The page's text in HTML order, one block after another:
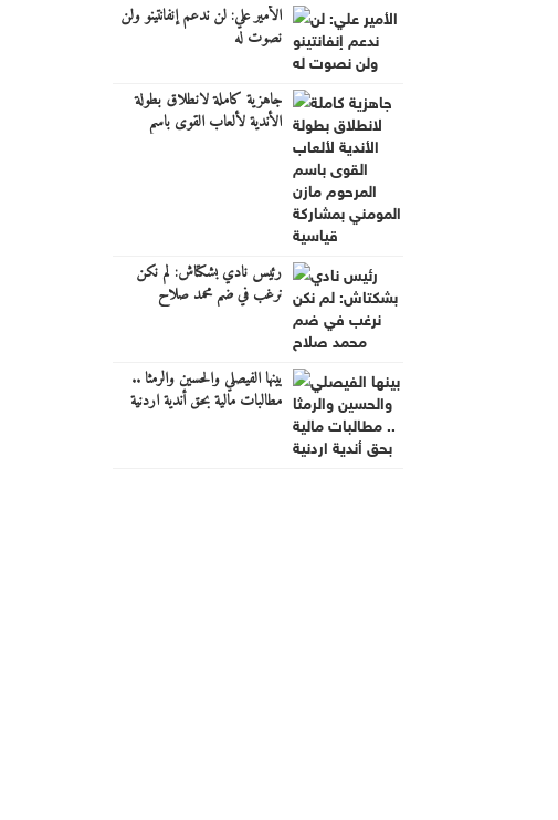
الأمير علي: لن ندعم إنفانتينو ولن
نصوت له
جاهزية كاملة لانطلاق بطولة
الأندية لألعاب القوى باسم
رئيس نادي بشكتاش: لم نكن
نرغب في ضم محمد صلاح
بينها الفيصلي والحسين والرمثا ..
مطالبات مالية بحق أندية اردنية